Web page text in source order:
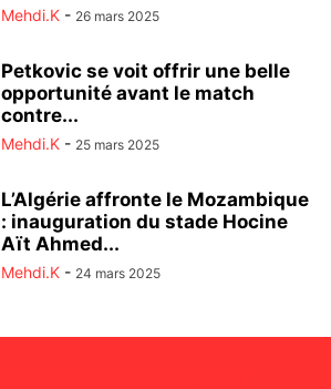
Mehdi.K - 26 mars 2025
Petkovic se voit offrir une belle
opportunité avant le match
contre...
Mehdi.K - 25 mars 2025
L’Algérie affronte le Mozambique
: inauguration du stade Hocine
Aït Ahmed...
Mehdi.K - 24 mars 2025